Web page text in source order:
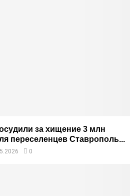
за хищение 3 млн
переселенцев Ставрополь...
0